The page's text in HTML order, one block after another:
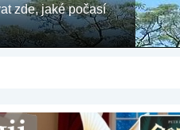
zde, jaké počasí